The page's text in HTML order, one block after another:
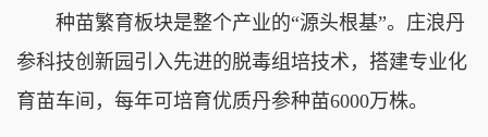
种苗繁育板块是整个产业的“源头根基”。庄浪丹
参科技创新园引入先进的脱毒组培技术，搭建专业化
育苗车间，每年可培育优质丹参种苗6000万株。